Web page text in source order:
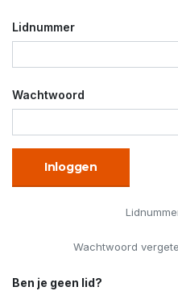
Lidnummer
Wachtwoord
Inloggen
Wachtwoord
Ben je geen lid?